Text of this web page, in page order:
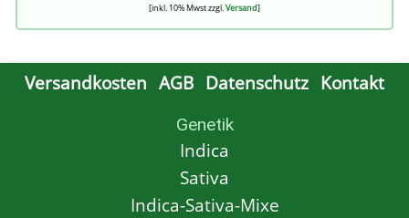
[inkl. 10% Mwst zzgl.Versand]
Versandkosten AGB Datenschutz Kontakt
Genetik
Indica
Sativa
Indica-Sativa-Mixe